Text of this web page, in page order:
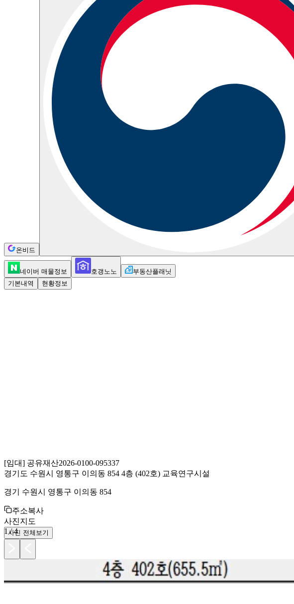
온비드
네이버 매물정보 호갱노노
부동산플래닛
기본내역
현황정보
[임대] 공유재산2026-0100-095337
경기도 수원시 영통구 이의동 854 4층 (402호) 교육연구시설
경기 수원시 영통구 이의동 854
주소복사
사진지도
1 /4
사진 전체보기